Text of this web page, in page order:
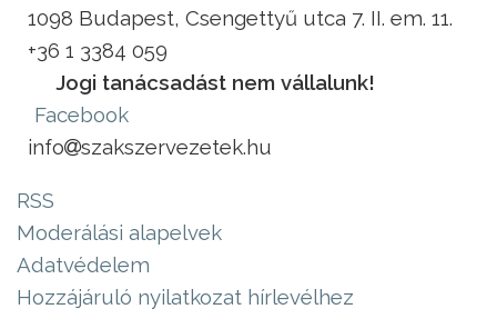
1098 Budapest, Csengettyű utca 7. II. em. 11.
+36 1 3384 059
Jogi tanácsadást nem vállalunk!
Facebook
info
szakszervezetek.hu
RSS
Moderálási alapelvek
Adatvédelem
Hozzájáruló nyilatkozat hírlevélhez